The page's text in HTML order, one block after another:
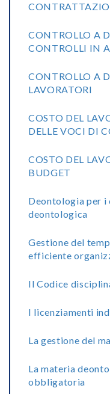
CONTROLLO A
CONTROLLI IN
CONTROLLO A
LAVORATORI
COSTO DEL
DELLE VOCI DI
COSTO DEL
BUDGET
Deontologia per i
deontologica
Gestione del
efficiente
Il Codice
I licenziamenti
La gestione del
La materia
obbligatoria